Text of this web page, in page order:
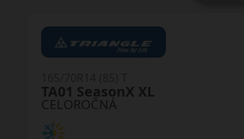
CELOROČNÁ
LH71 G Fit 4S